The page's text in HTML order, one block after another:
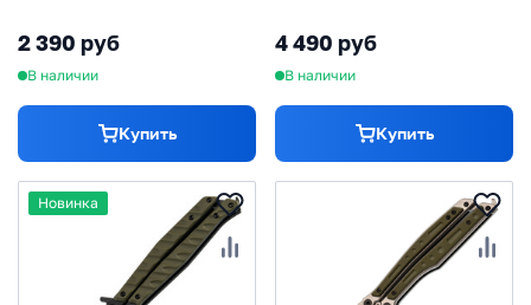
2 390 руб
В наличии
Купить
4 490 руб
В наличии
Купить
Новинка